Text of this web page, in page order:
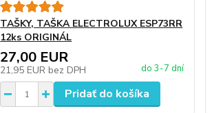
TAŠKY, TAŠKA ELECTROLUX ESP73RR
12ks ORIGINÁL
27,00 EUR
21,95 EUR bez DPH do 3-7 dní
Pridať do košíka